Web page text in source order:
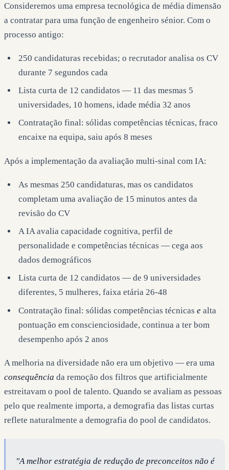
Consideremos uma empresa tecnológica de média dimensão
a contratar para uma função de engenheiro sénior. Com o
processo antigo:
250 candidaturas recebidas; o recrutador analisa os CV
durante 7 segundos cada
Lista curta de 12 candidatos — 11 das mesmas 5
universidades, 10 homens, idade média 32 anos
Contratação final: sólidas competências técnicas, fraco
encaixe na equipa, saiu após 8 meses
Após a implementação da avaliação multi-sinal com IA:
As mesmas 250 candidaturas, mas os candidatos
completam uma avaliação de 15 minutos antes da
revisão do CV
A IA avalia capacidade cognitiva, perfil de
personalidade e competências técnicas — cega aos
dados demográficos
Lista curta de 12 candidatos — de 9 universidades
diferentes, 5 mulheres, faixa etária 26-48
Contratação final: sólidas competências técnicas e alta
pontuação em conscienciosidade, continua a ter bom
desempenho após 2 anos
A melhoria na diversidade não era um objetivo — era uma
consequência da remoção dos filtros que artificialmente
estreitavam o pool de talento. Quando se avaliam as pessoas
pelo que realmente importa, a demografia das listas curtas
reflete naturalmente a demografia do pool de candidatos.
"A melhor estratégia de redução de preconceitos não é